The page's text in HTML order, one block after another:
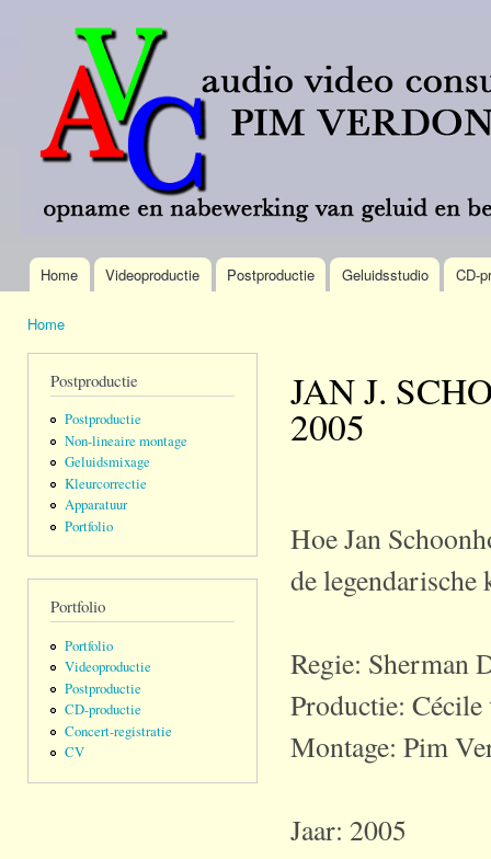
AVC
Pim
Verdonk
omroep-
brede
ervaring.
Hoofdmenu
Home Videoproductie Postproductie Geluidsstudio CD-
Home
Postproductie
Postproductie
Non-lineaire montage
Geluidsmixage
Kleurcorrectie
Apparatuur
Portfolio
Portfolio
Portfolio
Videoproductie
Postproductie
CD-productie
Concert-registratie
CV
JAN J.
2005
Hoe Jan
de
Regie: Sherman
Productie:
Montage: Pim
Jaar: 2005